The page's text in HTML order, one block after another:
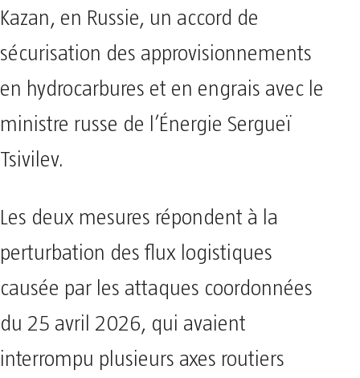
Kazan, en Russie, un accord de
sécurisation des approvisionnements
en hydrocarbures et en engrais avec le
ministre russe de l’Énergie Sergueï
Tsivilev.
Les deux mesures répondent à la
perturbation des flux logistiques
causée par les attaques coordonnées
du 25 avril 2026, qui avaient
interrompu plusieurs axes routiers